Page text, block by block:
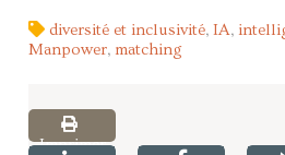
diversité et inclusivité,IA,
Manpower,matching
Imprimer